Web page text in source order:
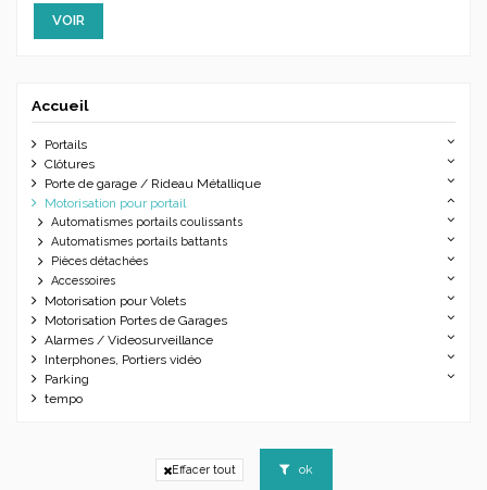
VOIR
Accueil
Portails
Clôtures
Porte de garage / Rideau Métallique
Motorisation pour portail
Automatismes portails coulissants
Automatismes portails battants
Pièces détachées
Accessoires
Motorisation pour Volets
Motorisation Portes de Garages
Alarmes / Videosurveillance
Interphones, Portiers vidéo
Parking
tempo
Effacer tout ok